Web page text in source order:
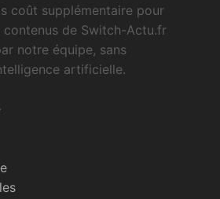
coût supplémentaire pour
contenus de Switch-Actu.fr
notre équipe, sans
artificielle.